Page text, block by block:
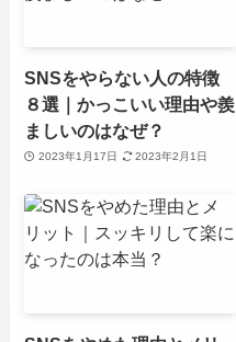
SNSをやらない人の特徴
８選｜かっこいい理由や羨
ましいのはなぜ？
2023年1月17日 2023年2月1日